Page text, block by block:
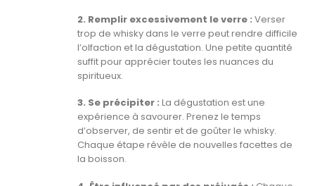
2. Remplir excessivement le verre : Verser
trop de whisky dans le verre peut rendre difficile
l’olfaction et la dégustation. Une petite quantité
suffit pour apprécier toutes les nuances du
spiritueux.
3. Se précipiter : La dégustation est une
expérience à savourer. Prenez le temps
d’observer, de sentir et de goûter le whisky.
Chaque étape révèle de nouvelles facettes de
la boisson.